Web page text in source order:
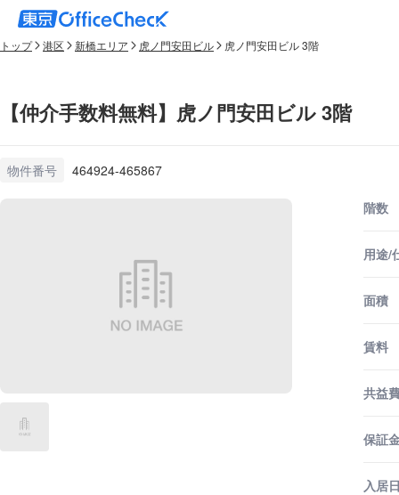
トップ 港区 新橋エリア 虎ノ門安田ビル 虎ノ門安田ビル 3階
【仲介手数料無料】虎ノ門安田ビル 3階
物件番号 464924-465867
階数
用途/
面積
賃料
共益
保証
入居